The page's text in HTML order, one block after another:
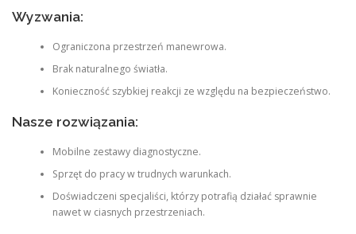
Wyzwania:
Ograniczona przestrzeń manewrowa.
Brak naturalnego światła.
Konieczność szybkiej reakcji ze względu na bezpieczeństwo.
Nasze rozwiązania:
Mobilne zestawy diagnostyczne.
Sprzęt do pracy w trudnych warunkach.
Doświadczeni specjaliści, którzy potrafią działać sprawnie
nawet w ciasnych przestrzeniach.